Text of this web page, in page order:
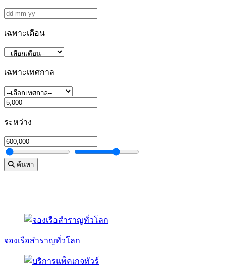
เฉพาะเดือน
เฉพาะเทศกาล
ระหว่าง
ค้นหา
จองเรือสำราญทั่วโลก